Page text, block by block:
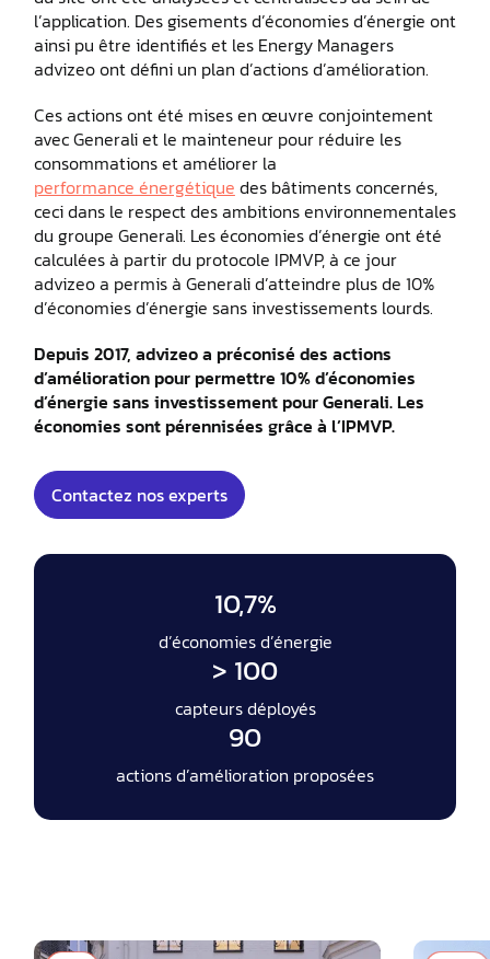
l’application. Des gisements d’économies d’énergie ont
ainsi pu être identifiés et les Energy Managers
advizeo ont défini un plan d’actions d’amélioration.
Ces actions ont été mises en œuvre conjointement
avec Generali et le mainteneur pour réduire les
consommations et améliorer la
performance énergétique des bâtiments concernés,
ceci dans le respect des ambitions environnementales
du groupe Generali. Les économies d’énergie ont été
calculées à partir du protocole IPMVP, à ce jour
advizeo a permis à Generali d’atteindre plus de 10%
d’économies d’énergie sans investissements lourds.
Depuis 2017, advizeo a préconisé des actions
d’amélioration pour permettre 10% d’économies
d’énergie sans investissement pour Generali. Les
économies sont pérennisées grâce à l’IPMVP.
Contactez nos experts
10,7%
d’économies d’énergie
> 100
capteurs déployés
90
actions d’amélioration proposées